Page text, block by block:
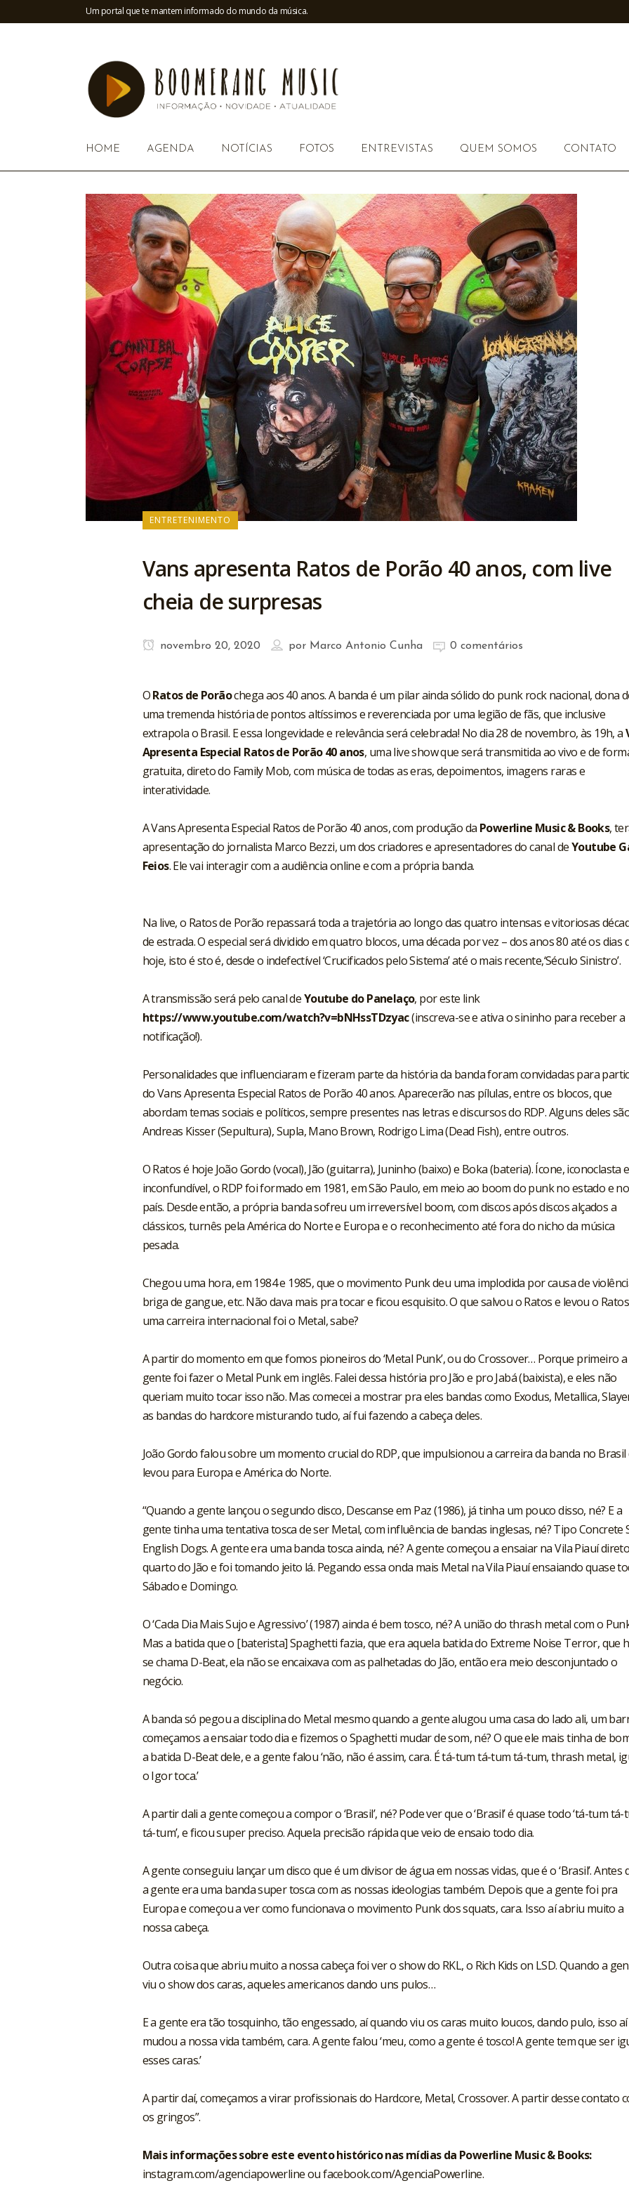
Um portal que te mantem informado do mundo da música.
HOME AGENDA NOTÍCIAS FOTOS ENTREVISTAS QUEM SOMOS CONTATO
ENTRETENIMENTO
Vans apresenta Ratos de Porão 40 anos, com live
cheia de surpresas
novembro 20, 2020 por Marco Antonio Cunha 0 comentários
ORatos de Porãochega aos 40 anos. A banda é um pilar ainda sólido do punk rock nacional, dona
uma tremenda história de pontos altíssimos e reverenciada por uma legião de fãs, que inclusive
extrapola o Brasil. E essa longevidade e relevância será celebrada! No dia 28 de novembro, às 19h, a
Apresenta Especial Ratos de Porão 40 anos, uma live show que será transmitida ao vivo e de
gratuita, direto do Family Mob, com música de todas as eras, depoimentos, imagens raras e
interatividade.
A Vans Apresenta Especial Ratos de Porão 40 anos, com produção da Powerline Music & Books,
apresentação do jornalista Marco Bezzi, um dos criadores e apresentadores do canal deYoutube
Feios. Ele vai interagir com a audiência online e com a própria banda.
Na live, o Ratos de Porão repassará toda a trajetória ao longo das quatro intensas e vitoriosas
de estrada. O especial será dividido em quatro blocos, uma década por vez – dos anos 80 até os dias
hoje, isto é sto é, desde o indefectível ‘Crucificados pelo Sistema’ até o mais recente,‘Século Sinistro’.
A transmissão será pelo canal deYoutube do Panelaço, por este link
https://www.youtube.com/watch?v=bNHssTDzyac(inscreva-se e ativa o sininho para receber a
notificação!).
Personalidades que influenciaram e fizeram parte da história da banda foram convidadas para
do Vans Apresenta Especial Ratos de Porão 40 anos. Aparecerão nas pílulas, entre os blocos, que
abordam temas sociais e políticos, sempre presentes nas letras e discursos do RDP. Alguns deles
Andreas Kisser (Sepultura), Supla, Mano Brown, Rodrigo Lima (Dead Fish), entre outros.
O Ratos é hoje João Gordo (vocal), Jão (guitarra), Juninho (baixo) e Boka (bateria). Ícone, iconoclasta e
inconfundível, o RDP foi formado em 1981, em São Paulo, em meio ao boom do punk no estado e no
país. Desde então, a própria banda sofreu um irreversível boom, com discos após discos alçados a
clássicos, turnês pela América do Norte e Europa e o reconhecimento até fora do nicho da música
pesada.
Chegou uma hora, em 1984 e 1985, que o movimento Punk deu uma implodida por causa de
briga de gangue, etc. Não dava mais pra tocar e ficou esquisito. O que salvou o Ratos e levou o
uma carreira internacional foi o Metal, sabe?
A partir do momento em que fomos pioneiros do ‘Metal Punk’, ou do Crossover… Porque primeiro a
gente foi fazer o Metal Punk em inglês. Falei dessa história pro Jão e pro Jabá (baixista), e eles não
queriam muito tocar isso não. Mas comecei a mostrar pra eles bandas como Exodus, Metallica,
as bandas do hardcore misturando tudo, aí fui fazendo a cabeça deles.
João Gordo falou sobre um momento crucial do RDP, que impulsionou a carreira da banda no Brasil
levou para Europa e América do Norte.
“Quando a gente lançou o segundo disco, Descanse em Paz (1986), já tinha um pouco disso, né? E a
gente tinha uma tentativa tosca de ser Metal, com influência de bandas inglesas, né? Tipo Concrete
English Dogs. A gente era uma banda tosca ainda, né? A gente começou a ensaiar na Vila Piauí
quarto do Jão e foi tomando jeito lá. Pegando essa onda mais Metal na Vila Piauí ensaiando quase
Sábado e Domingo.
O ‘Cada Dia Mais Sujo e Agressivo’ (1987) ainda é bem tosco, né? A união do thrash metal com o
Mas a batida que o [baterista] Spaghetti fazia, que era aquela batida do Extreme Noise Terror, que
se chama D-Beat, ela não se encaixava com as palhetadas do Jão, então era meio desconjuntado o
negócio.
A banda só pegou a disciplina do Metal mesmo quando a gente alugou uma casa do lado ali, um
começamos a ensaiar todo dia e fizemos o Spaghetti mudar de som, né? O que ele mais tinha de
a batida D-Beat dele, e a gente falou ‘não, não é assim, cara. É tá-tum tá-tum tá-tum, thrash metal,
o Igor toca.’
A partir dali a gente começou a compor o ‘Brasil’, né? Pode ver que o ‘Brasil’ é quase todo ‘tá-tum
tá-tum’, e ficou super preciso. Aquela precisão rápida que veio de ensaio todo dia.
A gente conseguiu lançar um disco que é um divisor de água em nossas vidas, que é o ‘Brasil’. Antes
a gente era uma banda super tosca com as nossas ideologias também. Depois que a gente foi pra
Europa e começou a ver como funcionava o movimento Punk dos squats, cara. Isso aí abriu muito a
nossa cabeça.
Outra coisa que abriu muito a nossa cabeça foi ver o show do RKL, o Rich Kids on LSD. Quando a
viu o show dos caras, aqueles americanos dando uns pulos…
E a gente era tão tosquinho, tão engessado, aí quando viu os caras muito loucos, dando pulo, isso aí
mudou a nossa vida também, cara. A gente falou ‘meu, como a gente é tosco! A gente tem que ser
esses caras.’
A partir daí, começamos a virar profissionais do Hardcore, Metal, Crossover. A partir desse contato
os gringos”.
Mais informações sobre este evento histórico nas mídias da Powerline Music & Books:
instagram.com/agenciapowerlineoufacebook.com/AgenciaPowerline.